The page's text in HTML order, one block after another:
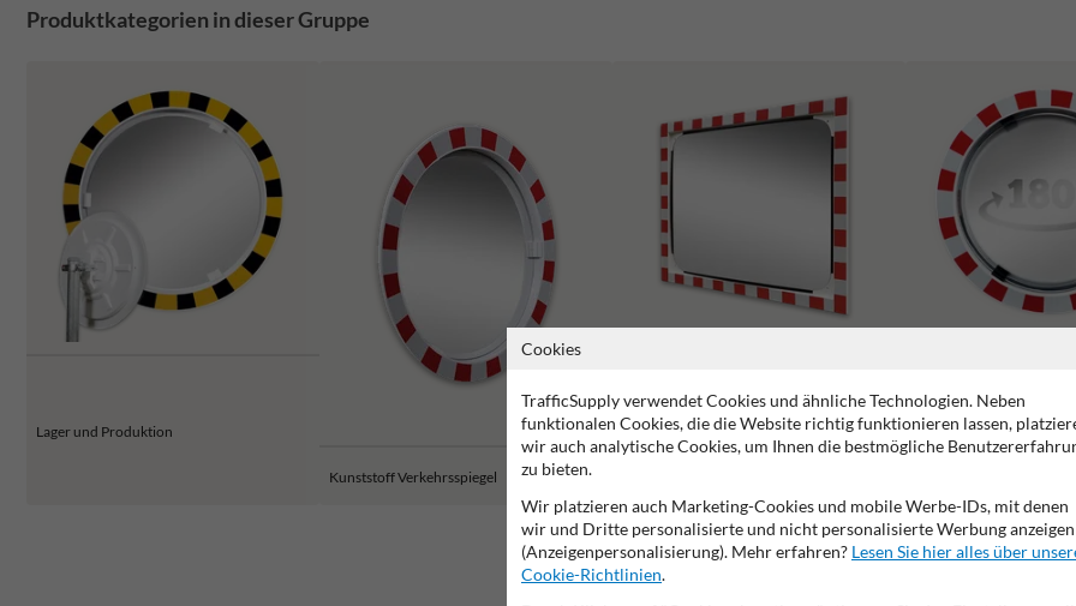
Produktkategorien in dieser Gruppe
Lager und Produktion
Kunststoff Verkehrsspiegel
Verkehrsspiegel Edelstahl Verkehrsspiegel 180 Grad
Cookies
TrafficSupply verwendet Cookies und ähnliche Technologien. Neben
funktionalen Cookies, die die Website richtig funktionieren lassen,
wir auch analytische Cookies, um Ihnen die bestmögliche
zu bieten.
Wir platzieren auch Marketing-Cookies und mobile Werbe-IDs, mit denen
wir und Dritte personalisierte und nicht personalisierte Werbung anzeigen
(Anzeigenpersonalisierung). Mehr erfahren? Lesen Sie hier alles über
Cookie-Richtlinien.